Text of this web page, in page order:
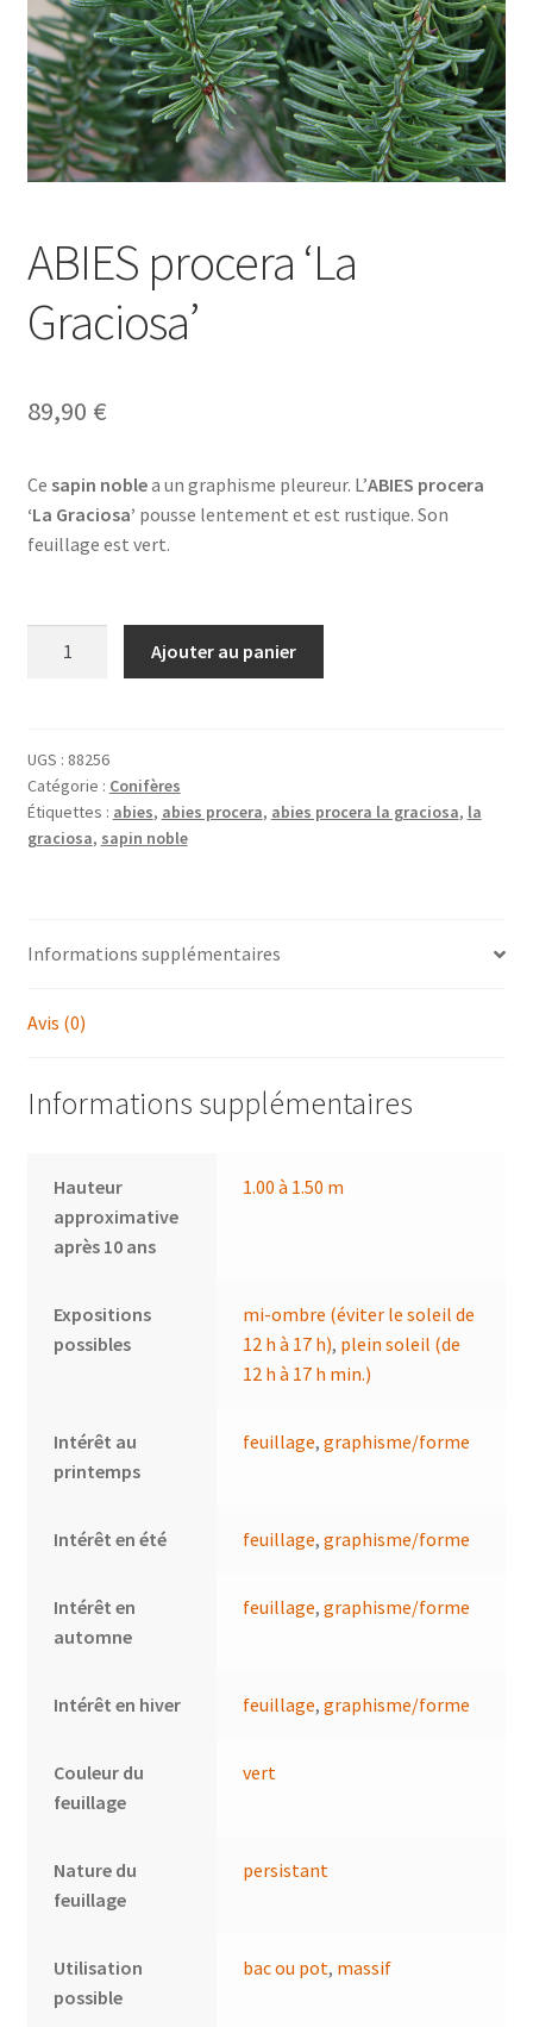
ABIES procera ‘La
Graciosa’
89,90 €
Ce sapin noblea un graphisme pleureur. L’ABIES procera
‘La Graciosa’ pousse lentement et est rustique. Son
feuillage est vert.
'La
Graciosa'
Ajouter au panier
UGS : 88256
Catégorie : Conifères
Étiquettes : abies, abies procera, abies procera la graciosa, la
graciosa, sapin noble
Informations supplémentaires
Avis (0)
Informations supplémentaires
Hauteur
approximative
après 10 ans
1.00 à 1.50 m
Expositions
possibles
mi-ombre (éviter le soleil de
12 h à 17 h), plein soleil (de
12 h à 17 h min.)
Intérêt au
printemps
feuillage,graphisme/forme
Intérêt en été feuillage,graphisme/forme
Intérêt en
automne
feuillage,graphisme/forme
Intérêt en hiver feuillage,graphisme/forme
Couleur du
feuillage
vert
Nature du
feuillage
persistant
Utilisation
possible
bac ou pot, massif